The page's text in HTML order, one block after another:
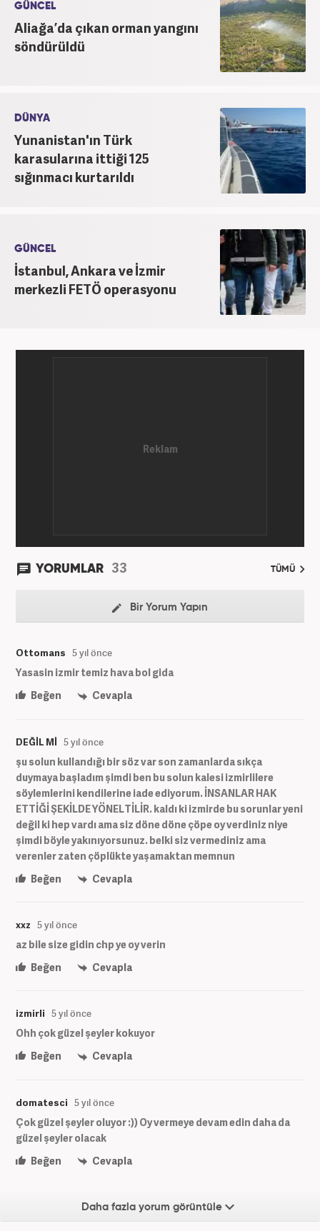
GÜNCEL
Aliağa’da çıkan orman yangını
söndürüldü
DÜNYA
Yunanistan'ın Türk
karasularına ittiği 125
sığınmacı kurtarıldı
GÜNCEL
İstanbul, Ankara ve İzmir
merkezli FETÖ operasyonu
YORUMLAR 33 TÜMÜ
Bir Yorum Yapın
Ottomans 5 yıl önce
Yasasin izmir temiz hava bol gida
Beğen
Cevapla
DEĞİL Mİ 5 yıl önce
şu solun kullandığı bir söz var son zamanlarda sıkça
duymaya başladım şimdi ben bu solun kalesi izmirlilere
söylemlerini kendilerine iade ediyorum. İNSANLAR HAK
ETTİĞİ ŞEKİLDE YÖNELTİLİR. kaldı ki izmirde bu sorunlar yeni
değil ki hep vardı ama siz döne döne çöpe oy verdiniz niye
şimdi böyle yakınıyorsunuz. belki siz vermediniz ama
verenler zaten çöplükte yaşamaktan memnun
Beğen
Cevapla
xxz 5 yıl önce
az bile size gidin chp ye oy verin
Beğen
Cevapla
izmirli 5 yıl önce
Ohh çok güzel şeyler kokuyor
Beğen
Cevapla
domatesci 5 yıl önce
Çok güzel şeyler oluyor :)) Oy vermeye devam edin daha da
güzel şeyler olacak
Beğen
Cevapla
Daha fazla yorum görüntüle